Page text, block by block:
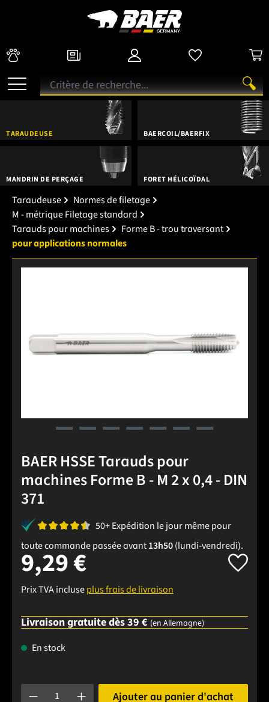
TARAUDEUSE BAERCOIL/BAERFIX
MANDRIN DE PERÇAGE FORET HÉLICOÏDAL
Taraudeuse
Normes de filetage
M - métrique Filetage standard
Tarauds pour machines
Forme B - trou traversant
pour applications normales
BAER HSSE Tarauds pour
machines Forme B - M 2 x 0,4 - DIN
371
50+ Expédition le jour même pour
toute commande passée avant13h50(lundi-vendredi).
9,29 €
Prix TVA incluseplus frais de livraison
Livraison gratuite dès 39 € (en Allemagne)
En stock
Quantité de produit : Entrez la quantité souhaitée ou
Ajouter au panier d'achat